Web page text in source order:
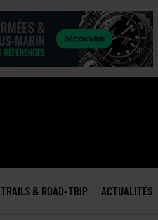
TRAILS & ROAD-TRIP ACTUALITÉS